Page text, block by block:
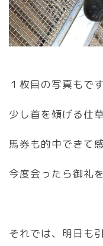
１枚目の写真もで
少し首を傾げる仕
馬券も的中できて
今度会ったら御礼
それでは、明日も